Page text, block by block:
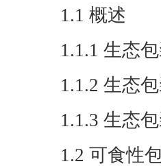
1.1 概述
1.1.1 生态
1.1.2 生态
1.1.3 生态
1.2 可食性